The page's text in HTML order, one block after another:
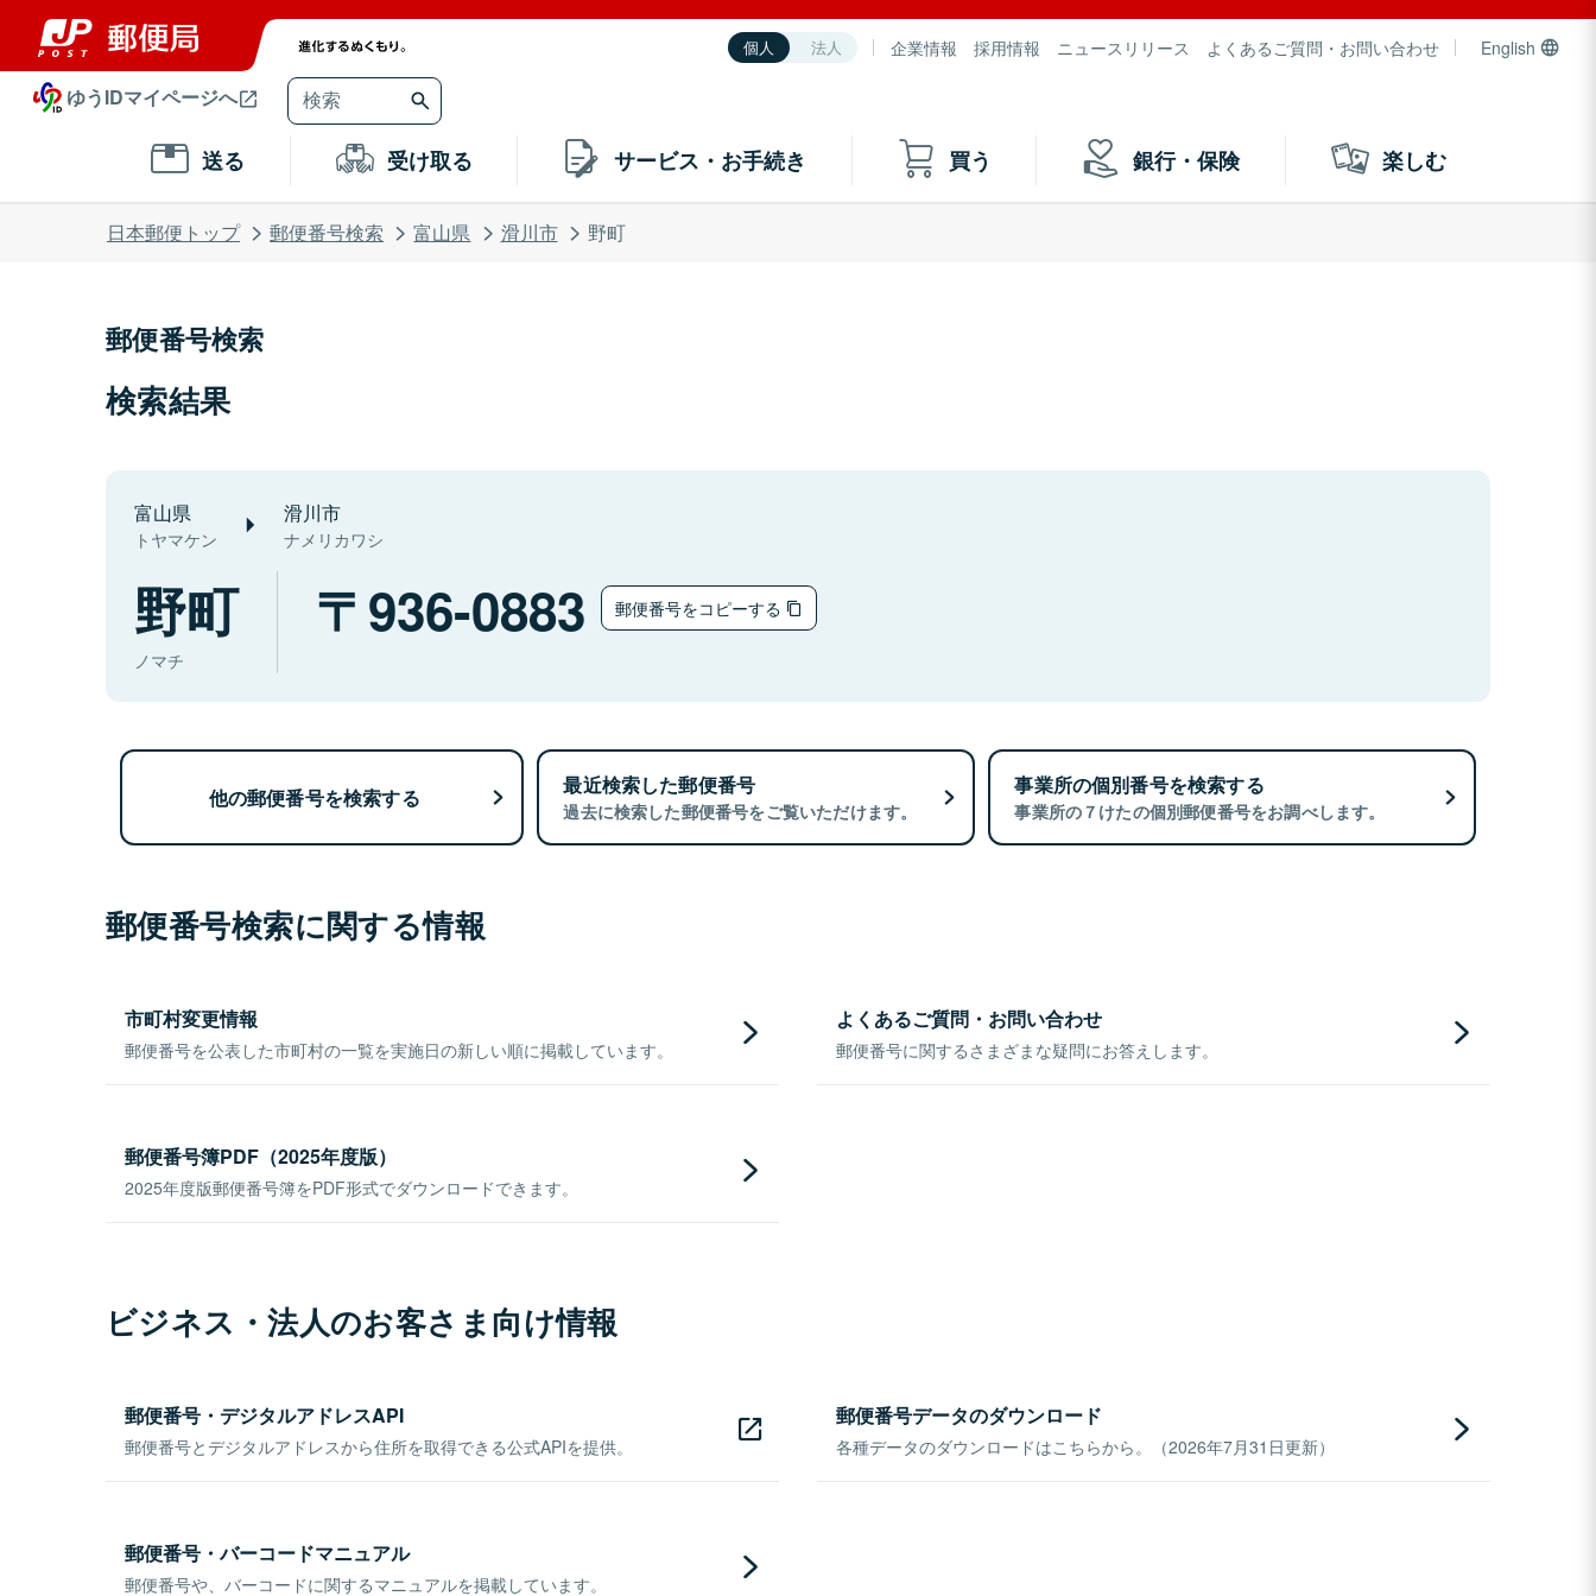
個人 法人 企業情報 採用情報 ニュースリリース よくあるご質問・お問い合わせ English
ゆうIDマイページへ
送る 受け取る サービス・お手続き 買う 銀行・保険 楽しむ
日本郵便トップ 郵便番号検索 富山県 滑川市 野町
郵便番号検索
検索結果
富山県
トヤマケン
滑川市
ナメリカワシ
野町
ノマチ
936-0883 郵便番号をコピーする
他の郵便番号を検索する 最近検索した郵便番号
過去に検索した郵便番号をご覧いただけます。
事業所の個別番号を検索する
事業所の７けたの個別郵便番号をお調べします。
郵便番号検索に関する情報
市町村変更情報
郵便番号を公表した市町村の一覧を実施日の新しい順に掲載しています。
よくあるご質問・お問い合わせ
郵便番号に関するさまざまな疑問にお答えします。
郵便番号簿PDF（2025年度版）
2025年度版郵便番号簿をPDF形式でダウンロードできます。
ビジネス・法人のお客さま向け情報
郵便番号・デジタルアドレスAPI
郵便番号とデジタルアドレスから住所を取得できる公式APIを提供。
郵便番号データのダウンロード
各種データのダウンロードはこちらから。（2026年7月31日更新）
郵便番号・バーコードマニュアル
郵便番号や、バーコードに関するマニュアルを掲載しています。